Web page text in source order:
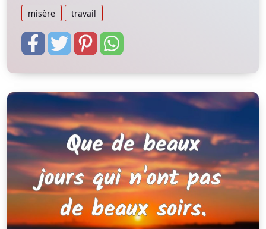
misère travail